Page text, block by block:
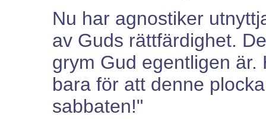
Nu har agnostiker
av Guds rättfärdighet.
grym Gud egentligen
bara för att denne
sabbaten!"